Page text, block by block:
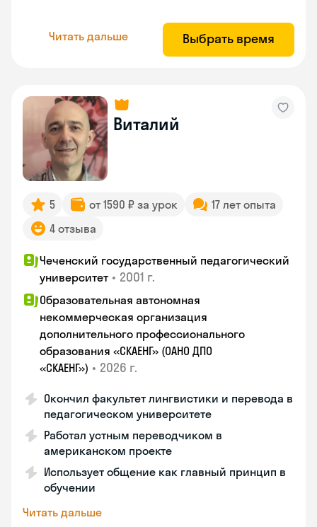
Читать дальше Выбрать время
Виталий
5 от 1590 ₽ за урок
17 лет опыта
4 отзыва
Чеченский государственный педагогический
университет • 2001 г.
Образовательная автономная
некоммерческая организация
дополнительного профессионального
образования «СКАЕНГ» (ОАНО ДПО
«СКАЕНГ») • 2026 г.
Окончил факультет лингвистики и перевода в
педагогическом университете
Работал устным переводчиком в
американском проекте
Использует общение как главный принцип в
обучении
Читать дальше